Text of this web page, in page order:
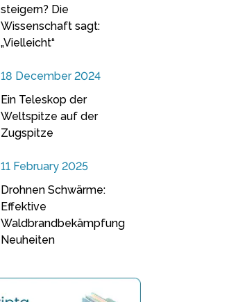
steigern? Die
Wissenschaft sagt:
„Vielleicht“
18 December 2024
Ein Teleskop der
Weltspitze auf der
Zugspitze
11 February 2025
Drohnen Schwärme:
Effektive
Waldbrandbekämpfung
Neuheiten